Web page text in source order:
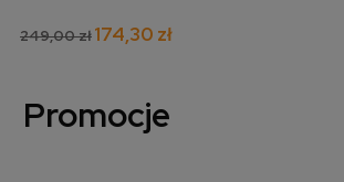
249,00 zł174,30 zł
Promocje